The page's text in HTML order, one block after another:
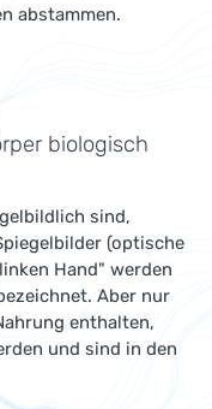
abstammen.
biologisch
sind,
(optische
Hand" werden
Aber nur
enthalten,
und sind in den